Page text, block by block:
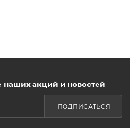
наших акций и новостей
ПОДПИСАТЬСЯ